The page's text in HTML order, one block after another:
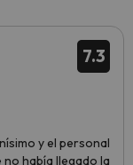
7.3
y el personal
había llegado la